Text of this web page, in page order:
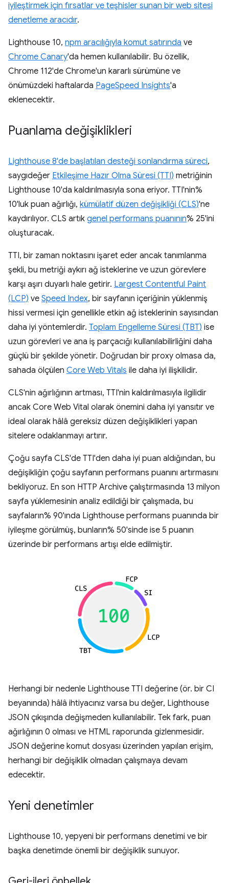
iyileştirmek için fırsatlar ve teşhisler sunan bir web sitesi
denetleme aracıdır.
Lighthouse 10, npm aracılığıyla komut satırında ve
Chrome Canary'da hemen kullanılabilir. Bu özellik,
Chrome 112'de Chrome'un kararlı sürümüne ve
önümüzdeki haftalarda PageSpeed Insights'a
eklenecektir.
Puanlama değişiklikleri
Lighthouse 8'de başlatılan desteği sonlandırma süreci,
saygıdeğer Etkileşime Hazır Olma Süresi (TTI) metriğinin
Lighthouse 10'da kaldırılmasıyla sona eriyor. TTI'nin%
10'luk puan ağırlığı, kümülatif düzen değişikliği (CLS)'ne
kaydırılıyor. CLS artık genel performans puanının% 25'ini
oluşturacak.
TTI, bir zaman noktasını işaret eder ancak tanımlanma
şekli, bu metriği aykırı ağ isteklerine ve uzun görevlere
karşı aşırı duyarlı hale getirir. Largest Contentful Paint
(LCP) ve Speed Index, bir sayfanın içeriğinin yüklenmiş
hissi vermesi için genellikle etkin ağ isteklerinin sayısından
daha iyi yöntemlerdir. Toplam Engelleme Süresi (TBT) ise
uzun görevleri ve ana iş parçacığı kullanılabilirliğini daha
güçlü bir şekilde yönetir. Doğrudan bir proxy olmasa da,
sahada ölçülen Core Web Vitals ile daha iyi ilişkilidir.
CLS'nin ağırlığının artması, TTI'nin kaldırılmasıyla ilgilidir
ancak Core Web Vital olarak önemini daha iyi yansıtır ve
ideal olarak hâlâ gereksiz düzen değişiklikleri yapan
sitelere odaklanmayı artırır.
Çoğu sayfa CLS'de TTI'den daha iyi puan aldığından, bu
değişikliğin çoğu sayfanın performans puanını artırmasını
bekliyoruz. En son HTTP Archive çalıştırmasında 13 milyon
sayfa yüklemesinin analiz edildiği bir çalışmada, bu
sayfaların% 90'ında Lighthouse performans puanında bir
iyileşme görülmüş, bunların% 50'sinde ise 5 puanın
üzerinde bir performans artışı elde edilmiştir.
Herhangi bir nedenle Lighthouse TTI değerine (ör. bir CI
beyanında) hâlâ ihtiyacınız varsa bu değer, Lighthouse
JSON çıkışında değişmeden kullanılabilir. Tek fark, puan
ağırlığının 0 olması ve HTML raporunda gizlenmesidir.
JSON değerine komut dosyası üzerinden yapılan erişim,
herhangi bir değişiklik olmadan çalışmaya devam
edecektir.
Yeni denetimler
Lighthouse 10, yepyeni bir performans denetimi ve bir
başka denetimde önemli bir değişiklik sunuyor.